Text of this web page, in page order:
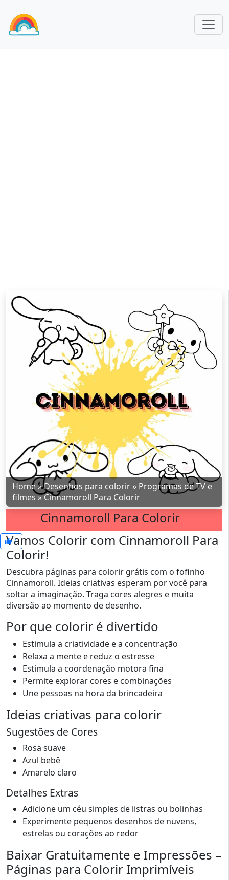
Home»Desenhos para colorir » Programas de TV e
filmes»Cinnamoroll Para Colorir
Cinnamoroll Para Colorir
1
Vamos Colorir com Cinnamoroll Para
Colorir!
Descubra páginas para colorir grátis com o fofinho
Cinnamoroll. Ideias criativas esperam por você para
soltar a imaginação. Traga cores alegres e muita
diversão ao momento de desenho.
Por que colorir é divertido
Estimula a criatividade e a concentração
Relaxa a mente e reduz o estresse
Estimula a coordenação motora fina
Permite explorar cores e combinações
Une pessoas na hora da brincadeira
Ideias criativas para colorir
Sugestões de Cores
Rosa suave
Azul bebê
Amarelo claro
Detalhes Extras
Adicione um céu simples de listras ou bolinhas
Experimente pequenos desenhos de nuvens,
estrelas ou corações ao redor
Baixar Gratuitamente e Impressões –
Páginas para Colorir Imprimíveis